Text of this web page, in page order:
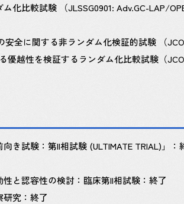
比較試験 （JLSSG0901: Adv.GC-LAP/
全に関する非ランダム化検証的試験 （
越性を検証するランダム化比較試験（
き試験：第II相試験 (ULTIMATE TRIAL)」：
と認容性の検討：臨床第II相試験：終了
研究：終了